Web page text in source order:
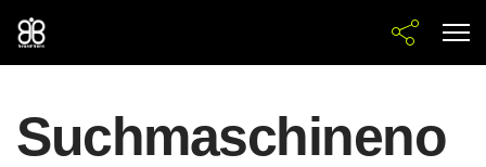
Suchmaschineno